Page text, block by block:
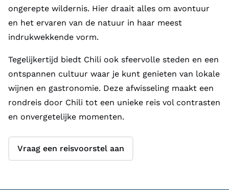
ongerepte wildernis. Hier draait alles om avontuur
en het ervaren van de natuur in haar meest
indrukwekkende vorm.
Tegelijkertijd biedt Chili ook sfeervolle steden en een
ontspannen cultuur waar je kunt genieten van lokale
wijnen en gastronomie. Deze afwisseling maakt een
rondreis door Chili tot een unieke reis vol contrasten
en onvergetelijke momenten.
Vraag een reisvoorstel aan